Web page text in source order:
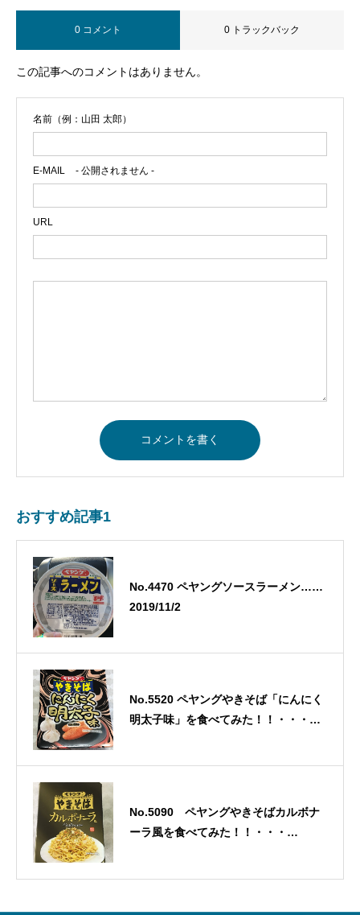
0 コメント 0 トラックバック
この記事へのコメントはありません。
名前（例：山田 太郎）
E-MAIL - 公開されません -
URL
おすすめ記事1
No.4470 ペヤングソースラーメン……
2019/11/2
No.5520 ペヤングやきそば「にんにく
明太子味」を食べてみた！！・・・
No.5090 ペヤングやきそばカルボナ
ーラ風を食べてみた！！・・・